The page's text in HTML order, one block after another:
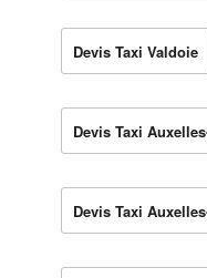
Devis Taxi Valdoie
Devis Taxi
Devis Taxi